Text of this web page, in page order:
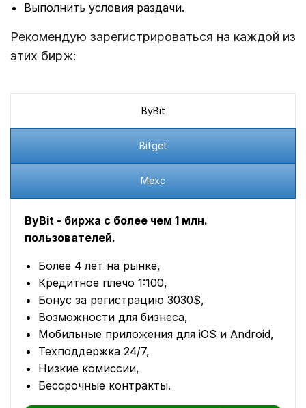
Выполнить условия раздачи.
Рекомендую зарегистрироваться на каждой из
этих бирж:
ByBit
Bitget
Mexc
ByBit - биржа с более чем 1 млн.
пользователей.
Более 4 лет на рынке,
Кредитное плечо 1:100,
Бонус за регистрацию 3030$,
Возможности для бизнеса,
Мобильные приложения для iOS и Android,
Техподдержка 24/7,
Низкие комиссии,
Бессрочные контракты.